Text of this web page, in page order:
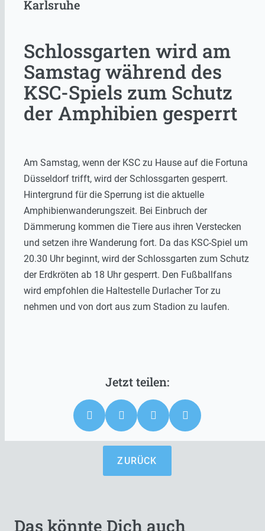
Karlsruhe
Schlossgarten wird am
Samstag während des
KSC-Spiels zum Schutz
der Amphibien gesperrt
Am Samstag, wenn der KSC zu Hause auf die Fortuna
Düsseldorf trifft, wird der Schlossgarten gesperrt.
Hintergrund für die Sperrung ist die aktuelle
Amphibienwanderungszeit. Bei Einbruch der
Dämmerung kommen die Tiere aus ihren Verstecken
und setzen ihre Wanderung fort. Da das KSC-Spiel um
20.30 Uhr beginnt, wird der Schlossgarten zum Schutz
der Erdkröten ab 18 Uhr gesperrt. Den Fußballfans
wird empfohlen die Haltestelle Durlacher Tor zu
nehmen und von dort aus zum Stadion zu laufen.
ZURÜCK
Das könnte Dich auch